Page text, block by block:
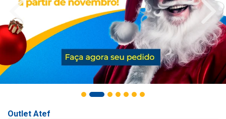
Outlet Atef